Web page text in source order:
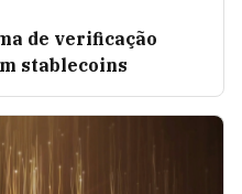
de verificação
stablecoins